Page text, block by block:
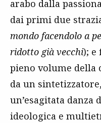
arabo dalla
dai primi due
mondo facendolo a
ridotto già vecchi); e
pieno volume
da un
un’esagitata danza
ideologica e